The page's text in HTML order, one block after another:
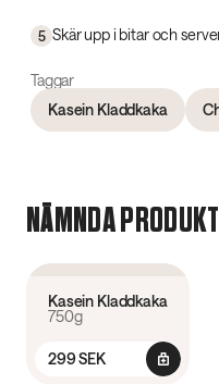
5 Skär upp i bitar och
Taggar
Kasein Kladdkaka
NÄMNDA
Kasein Kladdkaka
750g
299 SEK